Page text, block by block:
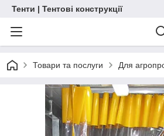
Тенти | Тентові конструкції
Товари та послуги Для